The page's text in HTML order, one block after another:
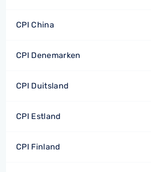
CPI China
CPI Denemarken
CPI Duitsland
CPI Estland
CPI Finland